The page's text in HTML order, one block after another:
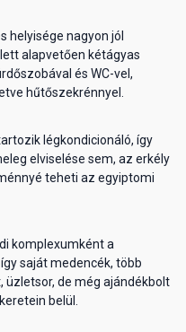
helyisége nagyon jól
alapvetően kétágyas
és WC-vel,
hűtőszekrénnyel.
légkondicionáló, így
elviselése sem, az erkély
teheti az egyiptomi
komplexumként a
saját medencék, több
de még ajándékbolt
belül.